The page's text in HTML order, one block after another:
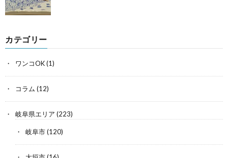
カテゴリー
ワンコOK(1)
コラム (12)
岐阜県エリア (223)
岐阜市(120)